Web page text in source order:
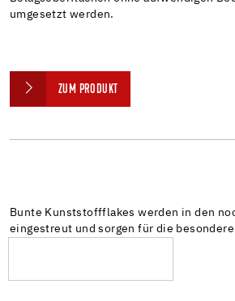
umgesetzt werden.
ZUM PRODUKT
Bunte Kunststoffflakes werden in den
eingestreut und sorgen für die